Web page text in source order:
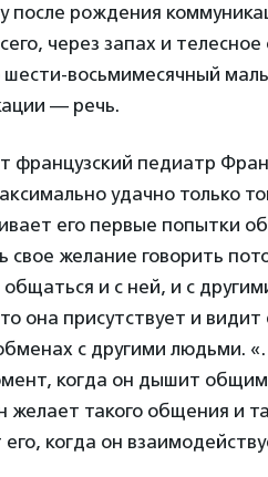
после рождения
через запах и
шести-восьмимесячный
— речь.
французский педиатр
удачно только
его первые попытки
свое желание говорить
общаться и с ней, и с
она присутствует и
с другими людьми.
когда он дышит общим
желает такого общения и
когда он